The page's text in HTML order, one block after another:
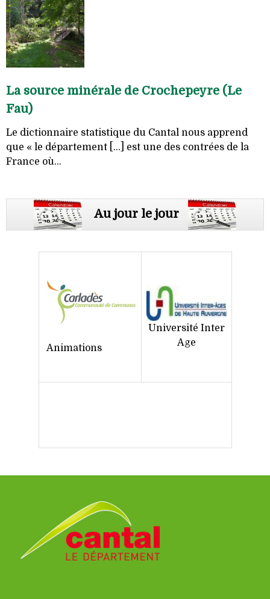
La source minérale de Crochepeyre (Le
Fau)
Le dictionnaire statistique du Cantal nous apprend
que « le département [...] est une des contrées de la
France où...
Au jour le jour
Animations
Université Inter
Age